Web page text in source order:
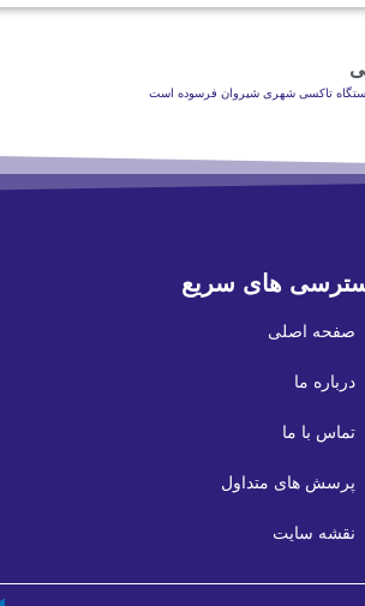
های سریع
صفحه اصلی
درباره ما
تماس با ما
پرسش های متداول
نقشه سایت